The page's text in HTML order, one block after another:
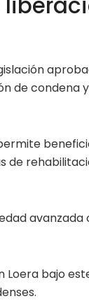
de condena y
de
avanzada
Loera bajo